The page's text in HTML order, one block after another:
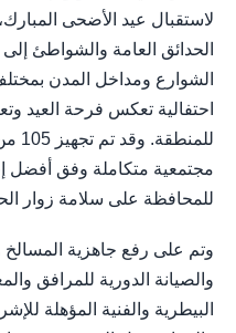
لاستقبال عيد الأضحى
الحدائق العامة والشواطئ
الشوارع ومداخل المدن
احتفالية تعكس فرحة العيد
مجتمعية متكاملة وفق أفضل
للمحافظة على سلامة زوار
وتم على رفع جاهزية المسالخ
والصيانة الدورية للمرافق
البيطرية والفنية المؤهلة